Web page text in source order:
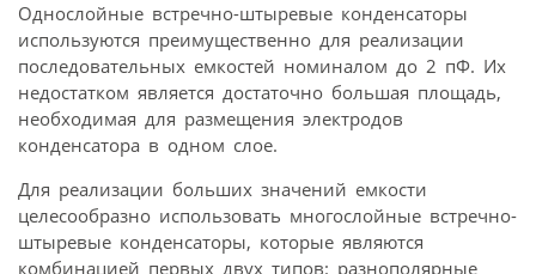
Однослойные встречно-штыревые конденсаторы
используются преимущественно для реализации
последовательных емкостей номиналом до 2 пФ. Их
недостатком является достаточно большая площадь,
необходимая для размещения электродов
конденсатора в одном слое.
Для реализации больших значений емкости
целесообразно использовать многослойные встречно-
штыревые конденсаторы, которые являются
комбинацией первых двух типов: разнополярные